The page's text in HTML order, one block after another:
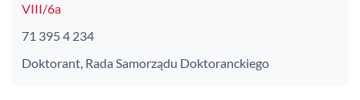
VIII/6a
71 395 4 234
Doktorant, Rada Samorządu Doktoranckiego